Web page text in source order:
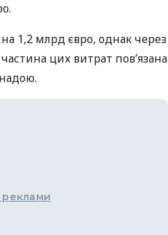
1,2 млрд євро, однак через
цих витрат пов’язана
реклами